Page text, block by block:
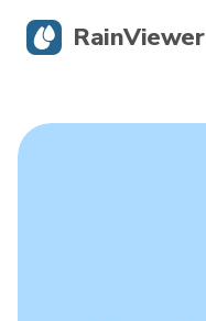
RainViewer